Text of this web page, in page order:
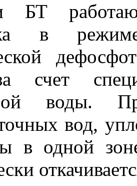
БТ
в
счет
воды.
вод,
в одной